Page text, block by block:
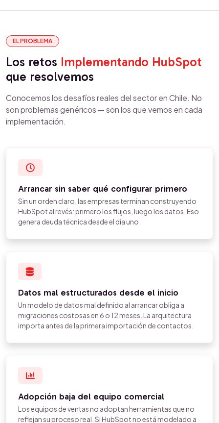
EL PROBLEMA
Los retos Implementando HubSpot
que resolvemos
Conocemos los desafíos reales del sector en Chile. No
son problemas genéricos — son los que vemos en cada
implementación.
Arrancar sin saber qué configurar primero
Sin un orden claro, las empresas terminan construyendo
HubSpot al revés: primero los flujos, luego los datos. Eso
genera deuda técnica desde el día uno.
Datos mal estructurados desde el inicio
Un modelo de datos mal definido al arrancar obliga a
migraciones costosas en 6 o 12 meses. La arquitectura
importa antes de la primera importación de contactos.
Adopción baja del equipo comercial
Los equipos de ventas no adoptan herramientas que no
reflejan su proceso real. Si HubSpot no está modelado a